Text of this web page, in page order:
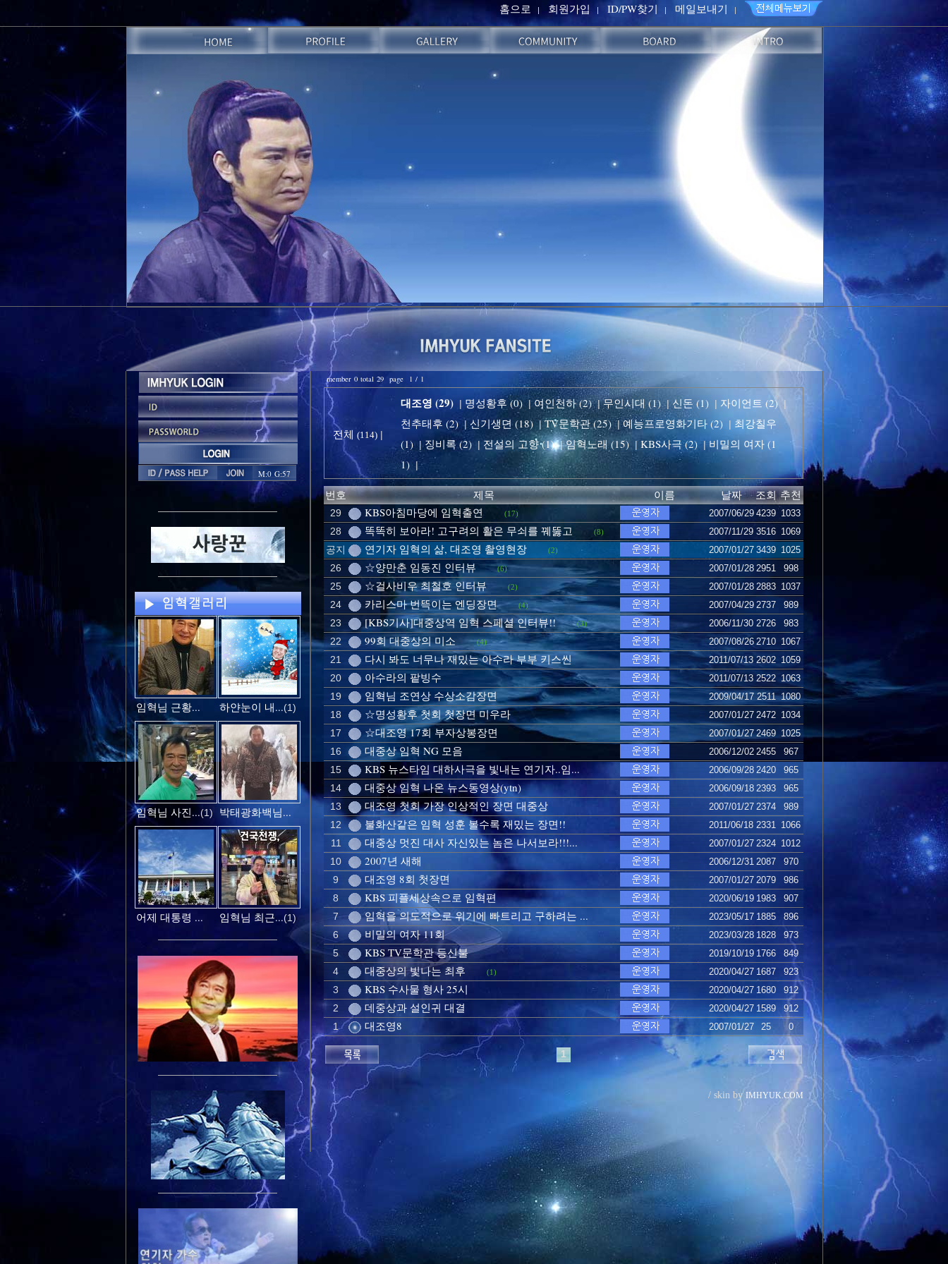
홈으로 회원가입 ID/PW찾기 메일보내기
M:0 G:57
임혁님 근황... 하얀눈이 내...(1)
임혁님 사진...(1) 박태광화백님...
어제 대통령 ... 임혁님 최근...(1)
member 0 total 29 page 1 / 1
전체 (114)|
대조영 (29) | 명성황후 (0) | 여인천하 (2) | 무인시대 (1) | 신돈 (1) | 자이언트 (2) |
천추태후 (2) | 신기생뎐 (18) | TV문학관 (25) | 예능프로영화기타 (2) | 최강칠우
(1) | 징비록 (2) | 전설의 고향 (1) | 임혁노래 (15) | KBS사극 (2) | 비밀의 여자 (1
1) |
번호 제목 이름 날짜 조회 추천
29 KBS아침마당에 임혁출연 (17) 2007/06/29 4239 1033
28 똑똑히 보아라! 고구려의 활은 무쇠를 꿰뚫고 (8) 2007/11/29 3516 1069
공지 연기자 임혁의 삶, 대조영 촬영현장 (2) 2007/01/27 3439 1025
26 ☆양만춘 임동진 인터뷰 (6) 2007/01/28 2951 998
25 ☆걸사비우 최철호 인터뷰 (2) 2007/01/28 2883 1037
24 카리스마 번뜩이는 엔딩장면 (4) 2007/04/29 2737 989
23 [KBS기사]대중상역 임혁 스페셜 인터뷰!! (3) 2006/11/30 2726 983
22 99회 대중상의 미소 (4) 2007/08/26 2710 1067
21 다시 봐도 너무나 재밌는 아수라 부부 키스씬 2011/07/13 2602 1059
20 아수라의 팥빙수 2011/07/13 2522 1063
19 임혁님 조연상 수상소감장면 2009/04/17 2511 1080
18 ☆명성황후 첫회 첫장면 미우라 2007/01/27 2472 1034
17 ☆대조영 17회 부자상봉장면 2007/01/27 2469 1025
16 대중상 임혁 NG 모음 2006/12/02 2455 967
15 KBS 뉴스타임 대하사극을 빛내는 연기자..임... 2006/09/28 2420 965
14 대중상 임혁 나온 뉴스동영상(ytn) 2006/09/18 2393 965
13 대조영 첫회 가장 인상적인 장면 대중상 2007/01/27 2374 989
12 불화산같은 임혁 성훈 볼수록 재밌는 장면!! 2011/06/18 2331 1066
11 대중상 멋진 대사 자신있는 놈은 나서보라!!!... 2007/01/27 2324 1012
10 2007년 새해 2006/12/31 2087 970
9 대조영 8회 첫장면 2007/01/27 2079 986
8 KBS 피플세상속으로 임혁편 2020/06/19 1983 907
7 임혁을 의도적으로 위기에 빠트리고 구하려는 ... 2023/05/17 1885 896
6 비밀의 여자 11회 2023/03/28 1828 973
5 KBS TV문학관 등신불 2019/10/19 1766 849
4 대중상의 빛나는 최후 (1) 2020/04/27 1687 923
3 KBS 수사물 형사 25시 2020/04/27 1680 912
2 데중상과 설인귀 대결 2020/04/27 1589 912
1 대조영8 2007/01/27 25 0
1
/ skin by IMHYUK.COM